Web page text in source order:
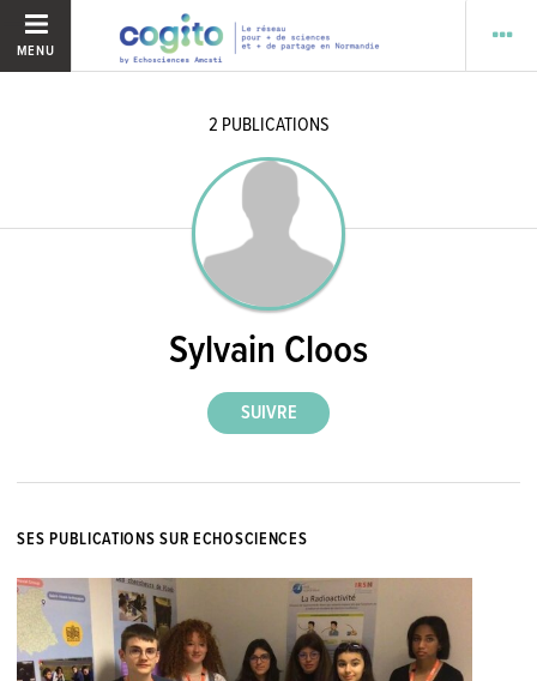
MENU
2 PUBLICATIONS
Sylvain Cloos
SES PUBLICATIONS SUR ECHOSCIENCES